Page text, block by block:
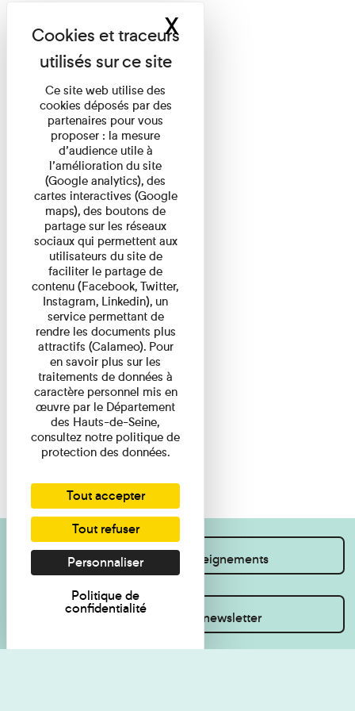
Je souhaite des renseignements
Inscrivez-vous à la newsletter
Ce site web utilise des
cookies déposés par des
partenaires pour vous
proposer : la mesure
d’audience utile à
l’amélioration du site
(Google analytics), des
cartes interactives (Google
maps), des boutons de
partage sur les réseaux
sociaux qui permettent aux
utilisateurs du site de
faciliter le partage de
contenu (Facebook, Twitter,
Instagram, Linkedin), un
service permettant de
rendre les documents plus
attractifs (Calameo). Pour
en savoir plus sur les
traitements de données à
caractère personnel mis en
œuvre par le Département
des Hauts-de-Seine,
consultez notre politique de
protection des données.
Tout accepter
Tout refuser
Personnaliser
Politique de
confidentialité
XMasquer le